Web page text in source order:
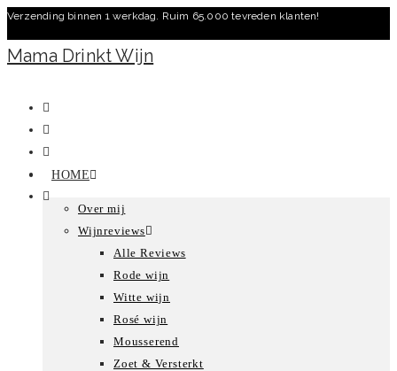
Ga
naar
inhoud
Verzending binnen 1 werkdag. Ruim 65.000 tevreden klanten!
Mama Drinkt Wijn
HOME
Over mij
Wijnreviews
Alle Reviews
Rode wijn
Witte wijn
Rosé wijn
Mousserend
Zoet & Versterkt